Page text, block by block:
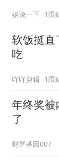
娱说一下 1跟
软饭挺直
吃
吖吖剪辑 1跟
年终奖被
了
财富基因007